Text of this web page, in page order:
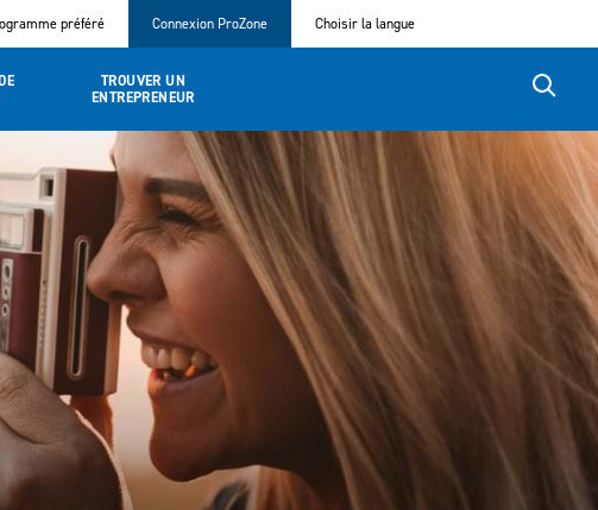
préféré Connexion ProZone Choisir la langue
TROUVER UN
ENTREPRENEUR